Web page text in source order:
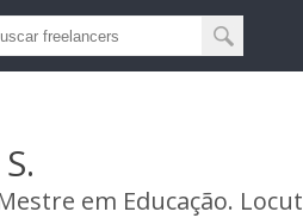
em Educação.